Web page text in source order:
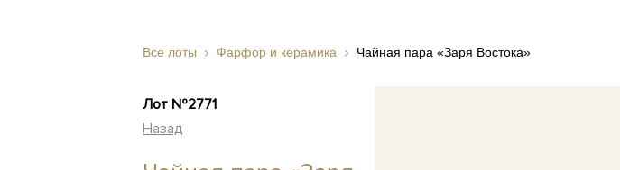
Все лоты Фарфор и керамика Чайная пара «Заря Востока»
Лот №2771
Назад